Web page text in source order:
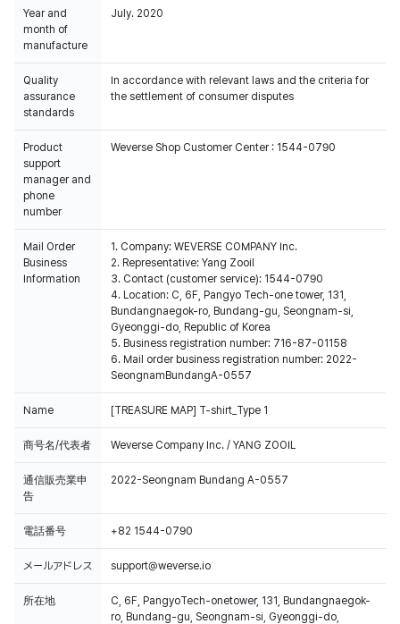
Year and
month of
manufacture
July. 2020
Quality
assurance
standards
In accordance with relevant laws and the criteria for
the settlement of consumer disputes
Product
support
manager and
phone
number
Weverse Shop Customer Center : 1544-0790
Mail Order
Business
Information
1. Company: WEVERSE COMPANY Inc.
2. Representative: Yang Zooil
3. Contact (customer service): 1544-0790
4. Location: C, 6F, Pangyo Tech-one tower, 131,
Bundangnaegok-ro, Bundang-gu, Seongnam-si,
Gyeonggi-do, Republic of Korea
5. Business registration number: 716-87-01158
6. Mail order business registration number: 2022-
SeongnamBundangA-0557
Name [TREASURE MAP] T-shirt_Type 1
商号名/代表者 Weverse Company Inc. / YANG ZOOIL
通信販売業申
告
2022-Seongnam Bundang A-0557
電話番号 +82 1544-0790
メールアドレス support@weverse.io
所在地
C, 6F, PangyoTech-onetower, 131, Bundangnaegok-
ro, Bundang-gu, Seongnam-si, Gyeonggi-do,